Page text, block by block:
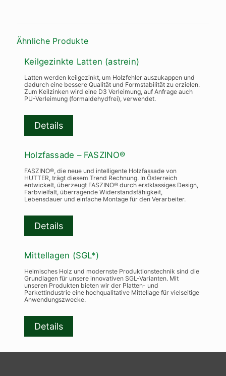
Ähnliche Produkte
Keilgezinkte Latten (astrein)
Latten werden keilgezinkt, um Holzfehler auszukappen und
dadurch eine bessere Qualität und Formstabilität zu erzielen.
Zum Keilzinken wird eine D3 Verleimung, auf Anfrage auch
PU-Verleimung (formaldehydfrei), verwendet.
Details
Holzfassade – FASZINO®
FASZINO®, die neue und intelligente Holzfassade von
HUTTER, trägt diesem Trend Rechnung. In Österreich
entwickelt, überzeugt FASZINO® durch erstklassiges Design,
Farbvielfalt, überragende Widerstandsfähigkeit,
Lebensdauer und einfache Montage für den Verarbeiter.
Details
Mittellagen (SGL*)
Heimisches Holz und modernste Produktionstechnik sind die
Grundlagen für unsere innovativen SGL-Varianten. Mit
unseren Produkten bieten wir der Platten- und
Parkettindustrie eine hochqualitative Mittellage für vielseitige
Anwendungszwecke.
Details